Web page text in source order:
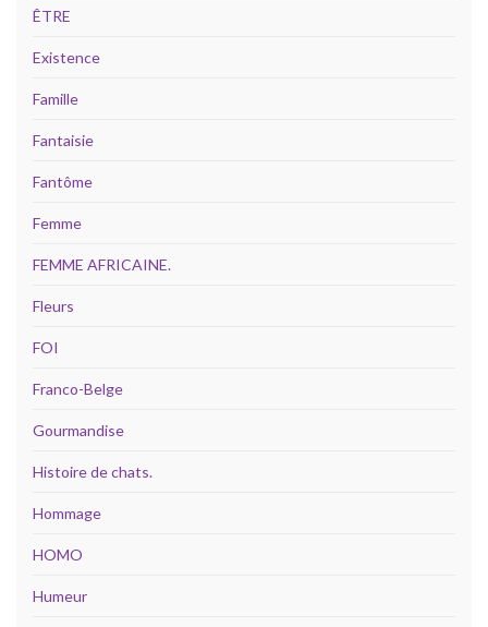
ÊTRE
Existence
Famille
Fantaisie
Fantôme
Femme
FEMME AFRICAINE.
Fleurs
FOI
Franco-Belge
Gourmandise
Histoire de chats.
Hommage
HOMO
Humeur